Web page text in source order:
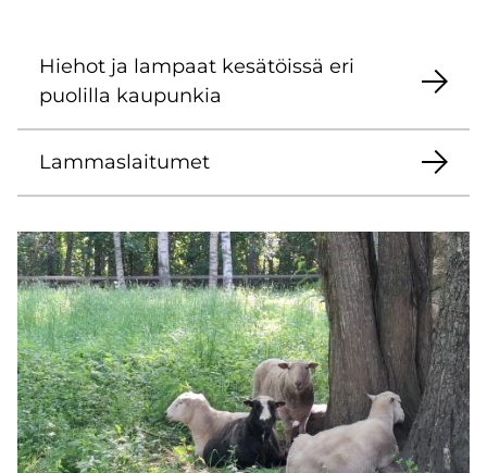
Hie­hot ja lam­paat ke­sä­töis­sä eri
puo­lil­la kau­pun­kia
Lam­mas­lai­tu­met